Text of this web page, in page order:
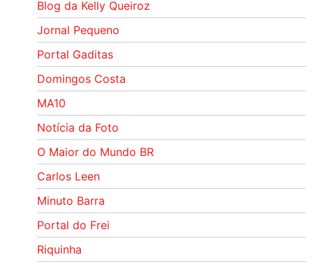
Blog da Kelly Queiroz
Jornal Pequeno
Portal Gaditas
Domingos Costa
MA10
Notícia da Foto
O Maior do Mundo BR
Carlos Leen
Minuto Barra
Portal do Frei
Riquinha